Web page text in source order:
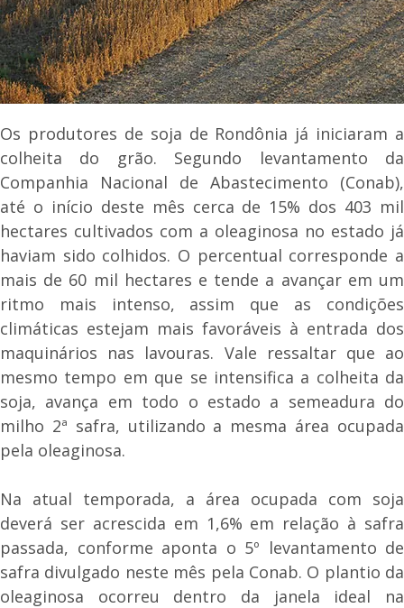
Os produtores de soja de Rondônia já iniciaram a
colheita do grão. Segundo levantamento da
Companhia Nacional de Abastecimento (Conab),
até o início deste mês cerca de 15% dos 403 mil
hectares cultivados com a oleaginosa no estado já
haviam sido colhidos. O percentual corresponde a
mais de 60 mil hectares e tende a avançar em um
ritmo mais intenso, assim que as condições
climáticas estejam mais favoráveis à entrada dos
maquinários nas lavouras. Vale ressaltar que ao
mesmo tempo em que se intensifica a colheita da
soja, avança em todo o estado a semeadura do
milho 2ª safra, utilizando a mesma área ocupada
pela oleaginosa.
Na atual temporada, a área ocupada com soja
deverá ser acrescida em 1,6% em relação à safra
passada, conforme aponta o 5º levantamento de
safra divulgado neste mês pela Conab. O plantio da
oleaginosa ocorreu dentro da janela ideal na